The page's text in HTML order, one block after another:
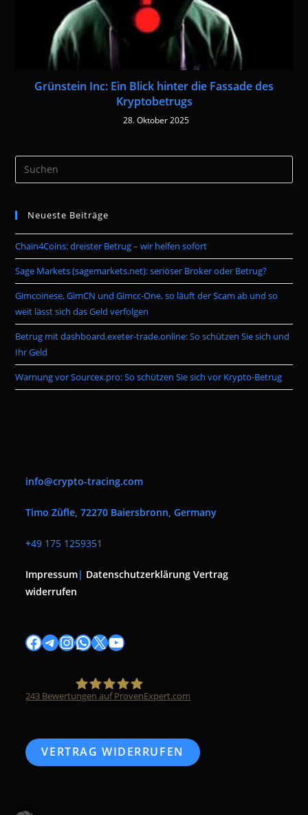
Grünstein Inc: Ein Blick hinter die Fassade des
Kryptobetrugs
28. Oktober 2025
Neueste Beiträge
Chain4Coins: dreister Betrug – wir helfen sofort
Sage Markets (sagemarkets.net): seriöser Broker oder Betrug?
Gimcoinese, GimCN und Gimcc-One, so läuft der Scam ab und so
weit lässt sich das Geld verfolgen
Betrug mit dashboard.exeter-trade.online: So schützen Sie sich und
Ihr Geld
Warnung vor Sourcex.pro: So schützen Sie sich vor Krypto-Betrug
info@crypto-tracing.com
Timo Züfle, 72270 Baiersbronn, Germany
+49 175 1259351
Impressum| Datenschutzerklärung Vertrag
widerrufen
243 Bewertungen auf ProvenExpert.com
VERTRAG WIDERRUFEN